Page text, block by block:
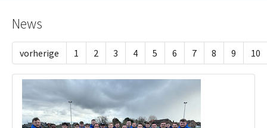
News
vorherige 1 2 3 4 5 6 7 8 9 10